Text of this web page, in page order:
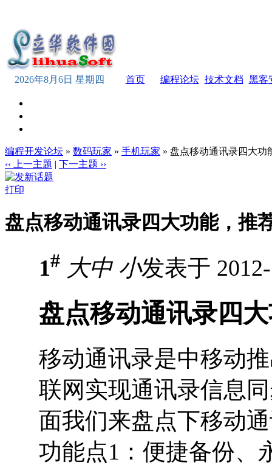
2026年8月6日 星期四 首页 编程论坛 技术文档 黑客
编程开发论坛 » 数码玩家 » 手机玩家 » 盘点移动通讯录四大功
‹‹ 上一主题 | 下一主题 ››
打印
盘点移动通讯录四大功能，推
1# 大中 小发表于
盘点移动通讯录四
移动通讯录是中移动
联网实现通讯录信息
面我们来盘点下移动
功能点1：便捷备份、